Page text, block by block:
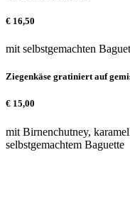
€ 16,50
mit selbstgemachten
Ziegenkäse gratiniert auf
€ 15,00
mit Birnenchutney,
selbstgemachtem Baguette